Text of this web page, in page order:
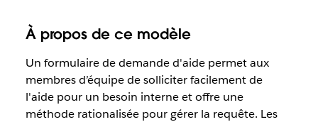
À propos de ce modèle
Un formulaire de demande d'aide permet aux
membres d’équipe de solliciter facilement de
l'aide pour un besoin interne et offre une
méthode rationalisée pour gérer la requête. Les